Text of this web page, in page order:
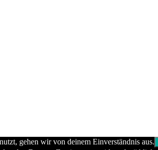
gehen wir von deinem Einverständnis aus.